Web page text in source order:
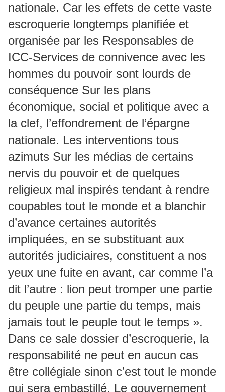
nationale. Car les effets de cette vaste
escroquerie longtemps planifiée et
organisée par les Responsables de
ICC-Services de connivence avec les
hommes du pouvoir sont lourds de
conséquence Sur les plans
économique, social et politique avec a
la clef, l’effondrement de l’épargne
nationale. Les interventions tous
azimuts Sur les médias de certains
nervis du pouvoir et de quelques
religieux mal inspirés tendant à rendre
coupables tout le monde et a blanchir
d’avance certaines autorités
impliquées, en se substituant aux
autorités judiciaires, constituent a nos
yeux une fuite en avant, car comme l’a
dit l’autre : lion peut tromper une partie
du peuple une partie du temps, mais
jamais tout le peuple tout le temps ».
Dans ce sale dossier d’escroquerie, la
responsabilité ne peut en aucun cas
être collégiale sinon c’est tout le monde
qui sera embastillé. Le gouvernement